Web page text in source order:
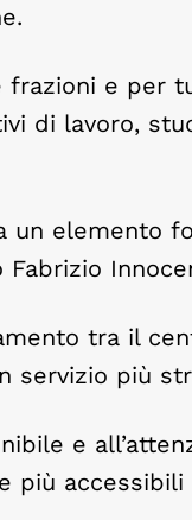
e per
di lavoro,
un elemento
tra il
servizio più
e
più accessibili